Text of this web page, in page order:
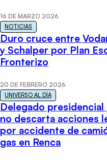
16 DE MARZO 2026
NOTICIAS
Duro cruce entre
y Schalper por Plan
Fronterizo
20 DE FEBRERO 2026
UNIVERSO AL DÍA
Delegado presidencial
no descarta acciones
por accidente de
gas en Renca